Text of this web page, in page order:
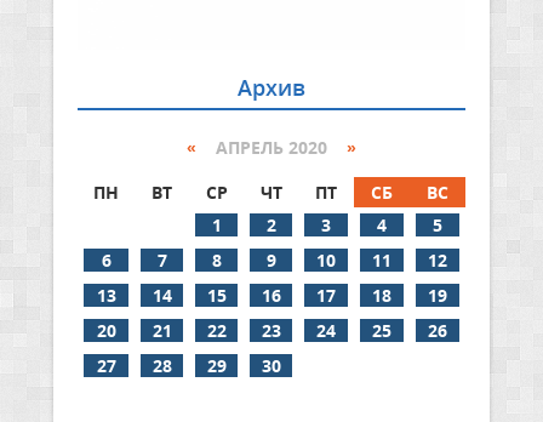
Архив
« АПРЕЛЬ 2020 »
ПН
ВТ СР ЧТ ПТ СБ
ВС
1
2 3 4
5
6
7 8 9 10 11
12
13
14 15 16 17 18
19
20
21 22 23 24 25
26
27
28 29 30